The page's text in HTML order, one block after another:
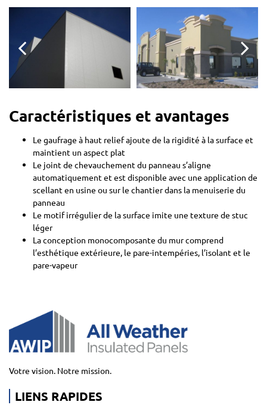
Caractéristiques et avantages
Le gaufrage à haut relief ajoute de la rigidité à la surface et
maintient un aspect plat
Le joint de chevauchement du panneau s’aligne
automatiquement et est disponible avec une application de
scellant en usine ou sur le chantier dans la menuiserie du
panneau
Le motif irrégulier de la surface imite une texture de stuc
léger
La conception monocomposante du mur comprend
l’esthétique extérieure, le pare-intempéries, l’isolant et le
pare-vapeur
Votre vision. Notre mission.
LIENS RAPIDES